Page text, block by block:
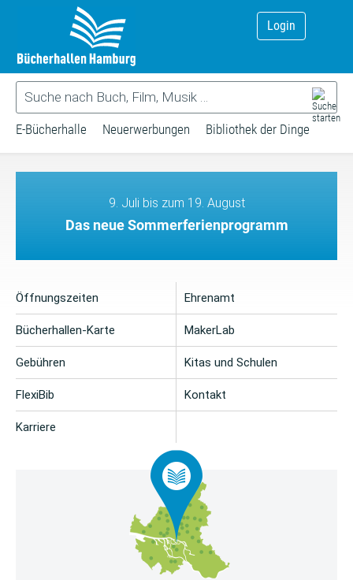
Login
E-Bücherhalle Neuerwerbungen Bibliothek der Dinge
9. Juli bis zum 19. August
Das neue Sommerferienprogramm
Öffnungszeiten
Bücherhallen-Karte
Gebühren
FlexiBib
Karriere
Ehrenamt
MakerLab
Kitas und Schulen
Kontakt